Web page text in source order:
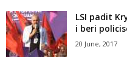
LSI padit
i beri
20 June, 2017